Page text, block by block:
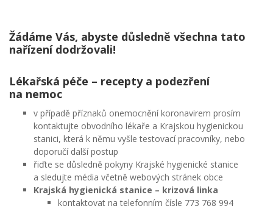
Žádáme Vás, abyste důsledně všechna tato
nařízení dodržovali!
Lékařská péče – recepty a podezření
na nemoc
v případě příznaků onemocnění koronavirem prosím
kontaktujte obvodního lékaře a Krajskou hygienickou
stanici, která k němu vyšle testovací pracovníky, nebo
doporučí další postup
řiďte se důsledně pokyny Krajské hygienické stanice
a sledujte média včetně webových stránek obce
Krajská hygienická stanice – krizová linka
kontaktovat na telefonním čísle 773 768 994